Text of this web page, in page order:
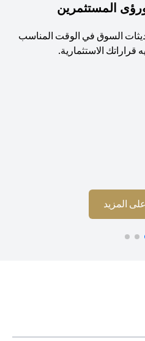
المستثمرين
السوق في الوقت المناسب
الاستثمارية.
(opens in a new tab)